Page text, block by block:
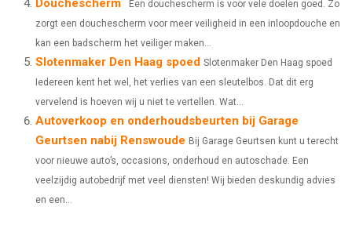
Een douchescherm is voor vele doelen goed. Zo
zorgt een douchescherm voor meer veiligheid in een inloopdouche en
kan een badscherm het veiliger maken...
Slotenmaker Den Haag spoed Slotenmaker Den Haag spoed
Iedereen kent het wel, het verlies van een sleutelbos. Dat dit erg
vervelend is hoeven wij u niet te vertellen. Wat...
Autoverkoop en onderhoudsbeurten bij Garage
Geurtsen nabij Renswoude Bij Garage Geurtsen kunt u terecht
voor nieuwe auto’s, occasions, onderhoud en autoschade. Een
veelzijdig autobedrijf met veel diensten! Wij bieden deskundig advies
en een...